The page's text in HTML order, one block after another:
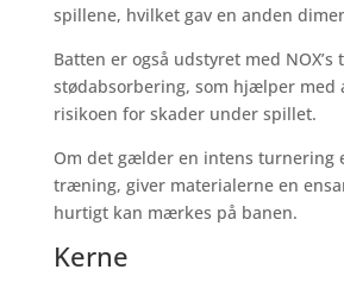
spillene, hvilket gav en anden
Batten er også udstyret med NOX’s
stødabsorbering, som hjælper med
risikoen for skader under spillet.
Om det gælder en intens turnering
træning, giver materialerne en
hurtigt kan mærkes på banen.
Kerne